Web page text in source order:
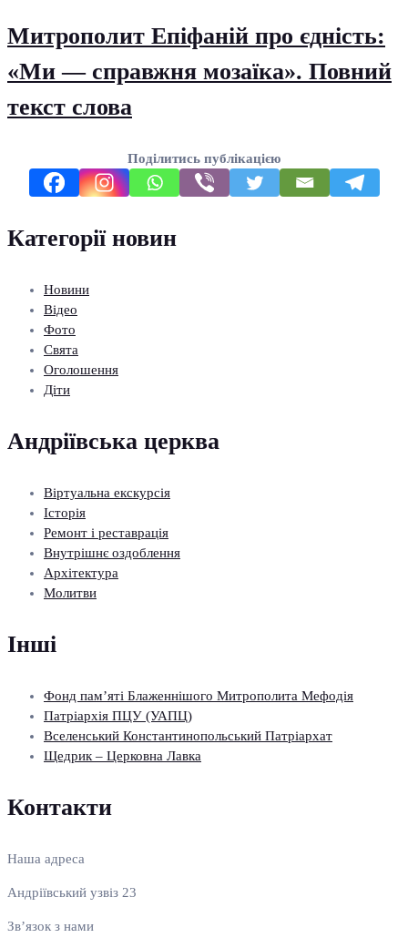
Митрополит Епіфаній про єдність:
«Ми — справжня мозаїка». Повний
текст слова
Поділитись публікацією
Категорії новин
Новини
Відео
Фото
Свята
Оголошення
Діти
Андріївська церква
Віртуальна екскурсія
Історія
Ремонт і реставрація
Внутрішнє оздоблення
Архітектура
Молитви
Інші
Фонд пам’яті Блаженнішого Митрополита Мефодія
Патріархія ПЦУ (УАПЦ)
Вселенський Константинопольський Патріархат
Щедрик – Церковна Лавка
Контакти
Наша адреса
Андріївський узвіз 23
Зв’язок з нами